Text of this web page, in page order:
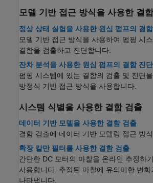
모델 기반 접근 방식을 사용한 결
정상 상태 실험을 사용한 원심 펌프의 결
모델 기반 접근 방식을 사용하여 펌핑 시
결함을 검출하고 진단합니다.
잔차 분석을 사용한 원심 펌프의 결함 진단
펌핑 시스템에 있는 결함의 검출 및 진단
방정식 기반 접근 방식을 사용합니다.
시스템 식별을 사용한 결함 검출
데이터 기반 모델을 사용한 결함 검출
결함 검출에 데이터 기반 모델링 접근 방
확장 칼만 필터를 사용한 결함 검출
간단한 DC 모터의 마찰을 온라인 추정하
사용합니다. 추정된 마찰에 유의미한 변
나타냅니다.